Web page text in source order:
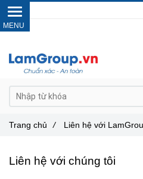
Liên hệ với chúng tôi
Trang chủ / Liên hệ với